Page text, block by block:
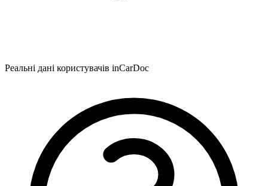
Реальні дані користувачів inCarDoc